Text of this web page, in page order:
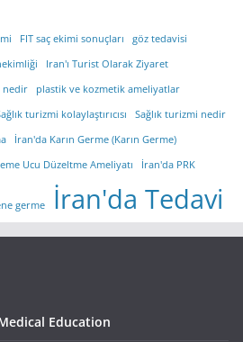
FIT saç ekimi sonuçları
göz tedavisi
Iran'ı Turist Olarak Ziyaret
nedir
plastik ve kozmetik ameliyatlar
turizmi kolaylaştırıcısı
Sağlık turizmi nedir
İran'da Karın Germe (Karın Germe)
Ucu Düzeltme Ameliyatı İran'da PRK
germe İran'da Tedavi
Education